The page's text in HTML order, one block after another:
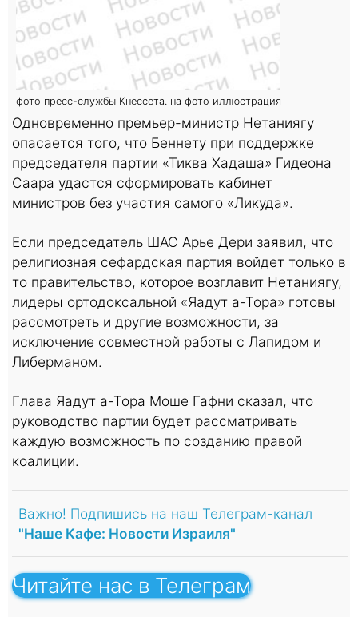
фото пресс-службы Кнессета. на фото иллюстрация
Одновременно премьер-министр Нетаниягу
опасается того, что Беннету при поддержке
председателя партии «Тиква Хадаша» Гидеона
Саара удастся сформировать кабинет
министров без участия самого «Ликуда».
Если председатель ШАС Арье Дери заявил, что
религиозная сефардская партия войдет только в
то правительство, которое возглавит Нетаниягу,
лидеры ортодоксальной «Яадут а-Тора» готовы
рассмотреть и другие возможности, за
исключение совместной работы с Лапидом и
Либерманом.
Глава Яадут а-Тора Моше Гафни сказал, что
руководство партии будет рассматривать
каждую возможность по созданию правой
коалиции.
Важно! Подпишись на наш Телеграм-канал
"Наше Кафе: Новости Израиля"
Читайте нас в Телеграм